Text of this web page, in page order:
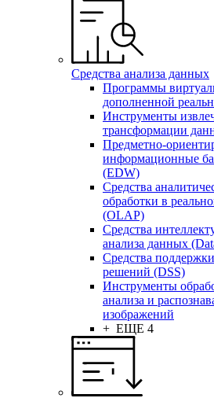
Средства анализа данных
Программы
дополненной
Инструменты
трансформации
Предметно-
информационные
(EDW)
Средства
обработки в
(OLAP)
Средства
анализа данных
Средства
решений (DSS)
Инструменты
анализа и
изображений
+ ЕЩЕ 4